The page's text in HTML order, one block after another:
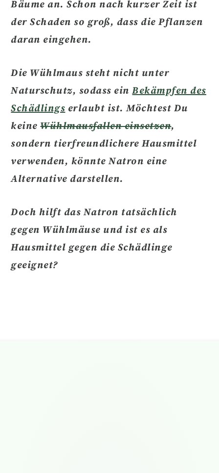
Bäume an.Schon nach kurzer Zeit ist
der Schaden so groß, dass die Pflanzen
daran eingehen.
Die Wühlmaus steht nicht unter
Naturschutz, sodass einBekämpfen des
Schädlingserlaubt ist. Möchtest Du
keineWühlmausfallen einsetzen,
sondern tierfreundlichere Hausmittel
verwenden, könnte Natron eine
Alternative darstellen.
Doch hilft das Natron tatsächlich
gegen Wühlmäuse und ist es als
Hausmittel gegen die Schädlinge
geeignet?